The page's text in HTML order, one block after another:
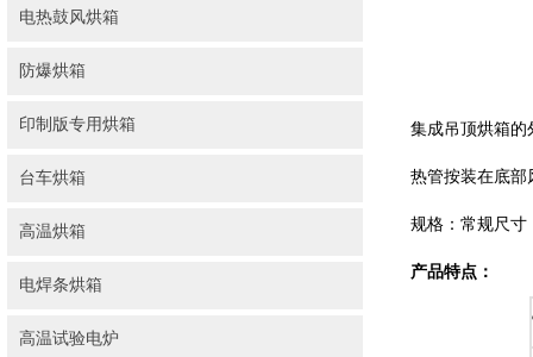
电热鼓风烘箱
防爆烘箱
印制版专用烘箱
台车烘箱
高温烘箱
电焊条烘箱
高温试验电炉
集成吊顶烘箱的
热管按装在底
规格：常规尺寸
产品特点：